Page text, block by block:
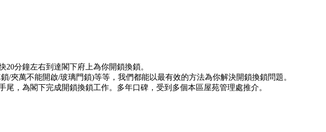
分鐘左右到達閣下府上為你開鎖換鎖。
夾萬不能開啟/玻璃門鎖)等等，我們都能以最有效的方法為你解決開鎖換鎖問題。
，為閣下完成開鎖換鎖工作。多年口碑，受到多個本區屋苑管理處推介。